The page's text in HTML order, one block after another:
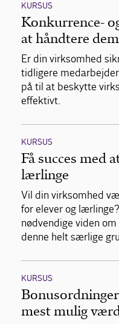
KURSUS
Konkurrence-
at håndtere
Er din virksomhed
tidligere
på til at beskytte
effektivt.
KURSUS
Få succes med
lærlinge
Vil din virksomhed
for elever og
nødvendige viden
denne helt særlige
KURSUS
mest mulig